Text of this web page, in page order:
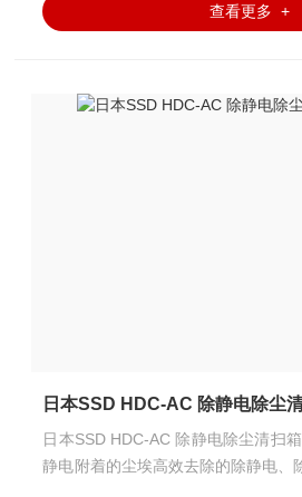
查看更多 +
日本SSD HDC-AC 除静电除尘
日本SSD HDC-AC 除静电除尘清扫
静电附着的尘埃高效去除的除静电、